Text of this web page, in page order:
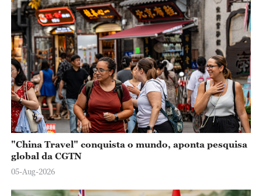
"China Travel" conquista o mundo, aponta pesquisa
global da CGTN
05-Aug-2026